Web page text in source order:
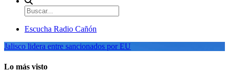
Escucha Radio Cañón
Jalisco lidera entre sancionados por EU
Lo más visto